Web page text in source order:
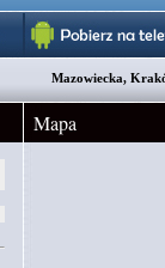
Mazowiecka,
Mapa